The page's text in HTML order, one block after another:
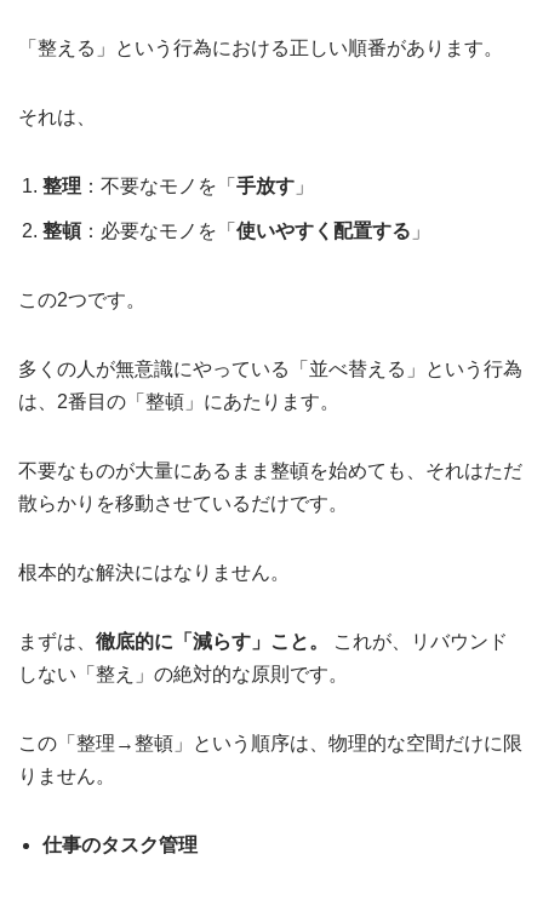
「整える」という行為における正しい順番があります。
それは、
整理 ：不要なモノを「 手放す 」
整頓 ：必要なモノを「 使いやすく配置する 」
この2つです。
多くの人が無意識にやっている「並べ替える」という行為
は、2番目の「整頓」にあたります。
不要なものが大量にあるまま整頓を始めても、それはただ
散らかりを移動させているだけです。
根本的な解決にはなりません。
まずは、 徹底的に「減らす」こと。
これが、リバウンド
しない「整え」の絶対的な原則です。
この「整理→整頓」という順序は、物理的な空間だけに限
りません。
仕事のタスク管理